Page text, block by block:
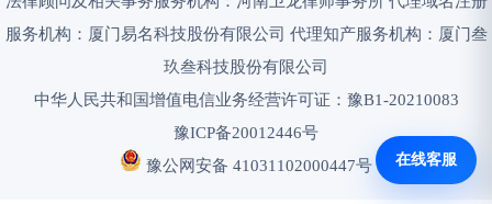
在线客服
服务机构：厦门易名科技股份有限公司 代理知产服务机构：厦门叁
玖叁科技股份有限公司
中华人民共和国增值电信业务经营许可证：豫B1-20210083
豫ICP备20012446号
豫公网安备 41031102000447号